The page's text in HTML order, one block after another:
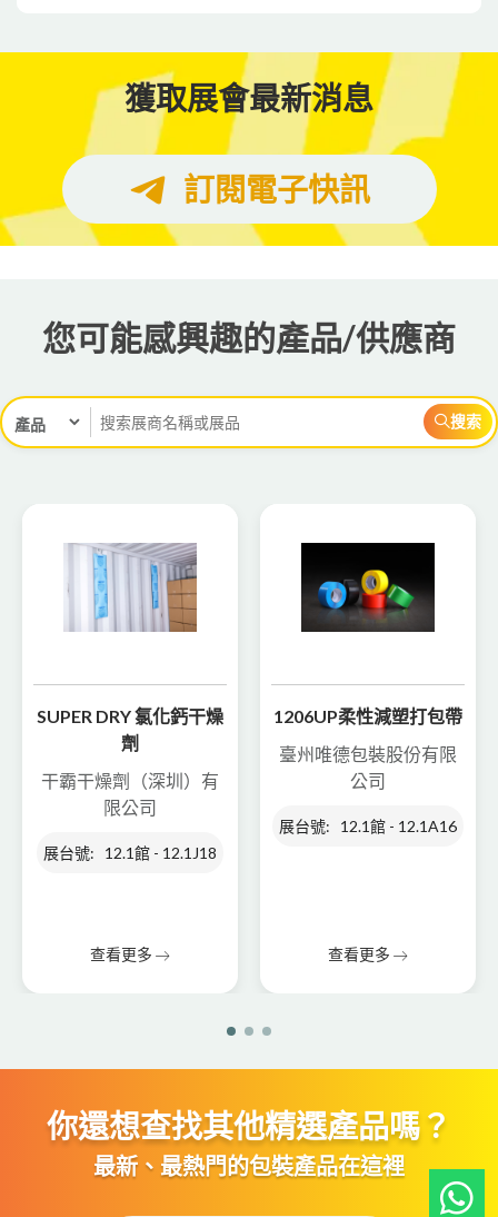
獲取展會最新消息
訂閱電子快訊
您可能感興趣的產品/供應商
搜索
SUPER DRY 氯化鈣干燥
劑
干霸干燥劑（深圳）有
限公司
展台號: 12.1館 - 12.1J18
查看更多
1206UP柔性減塑打包帶
臺州唯德包裝股份有限
公司
展台號: 12.1館 - 12.1A16
查看更多
你還想查找其他精選產品嗎？
最新、最熱門的包裝產品在這裡